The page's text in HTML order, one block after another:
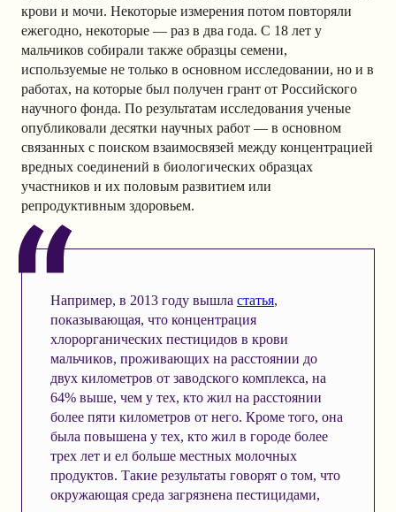
крови и мочи. Некоторые измерения потом повторяли
ежегодно, некоторые — раз в два года. С 18 лет у
мальчиков собирали также образцы семени,
используемые не только в основном исследовании, но и в
работах, на которые был получен грант от Российского
научного фонда. По результатам исследования ученые
опубликовали десятки научных работ — в основном
связанных с поиском взаимосвязей между концентрацией
вредных соединений в биологических образцах
участников и их половым развитием или
репродуктивным здоровьем.
Например, в 2013 году вышла статья,
показывающая, что концентрация
хлорорганических пестицидов в крови
мальчиков, проживающих на расстоянии до
двух километров от заводского комплекса, на
64% выше, чем у тех, кто жил на расстоянии
более пяти километров от него. Кроме того, она
была повышена у тех, кто жил в городе более
трех лет и ел больше местных молочных
продуктов. Такие результаты говорят о том, что
окружающая среда загрязнена пестицидами,